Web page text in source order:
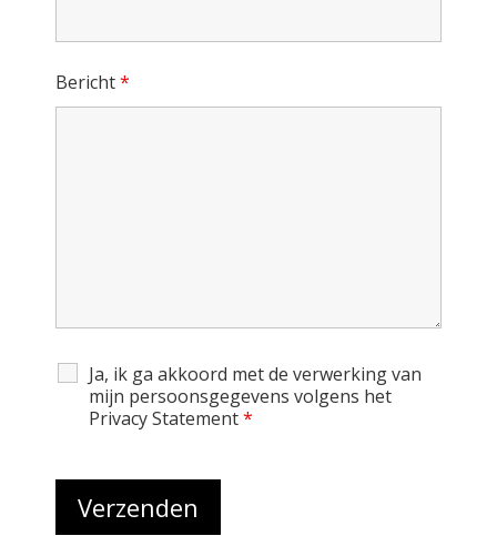
Bericht*
Ja, ik ga akkoord met de verwerking van
mijn persoonsgegevens volgens het
Privacy Statement*